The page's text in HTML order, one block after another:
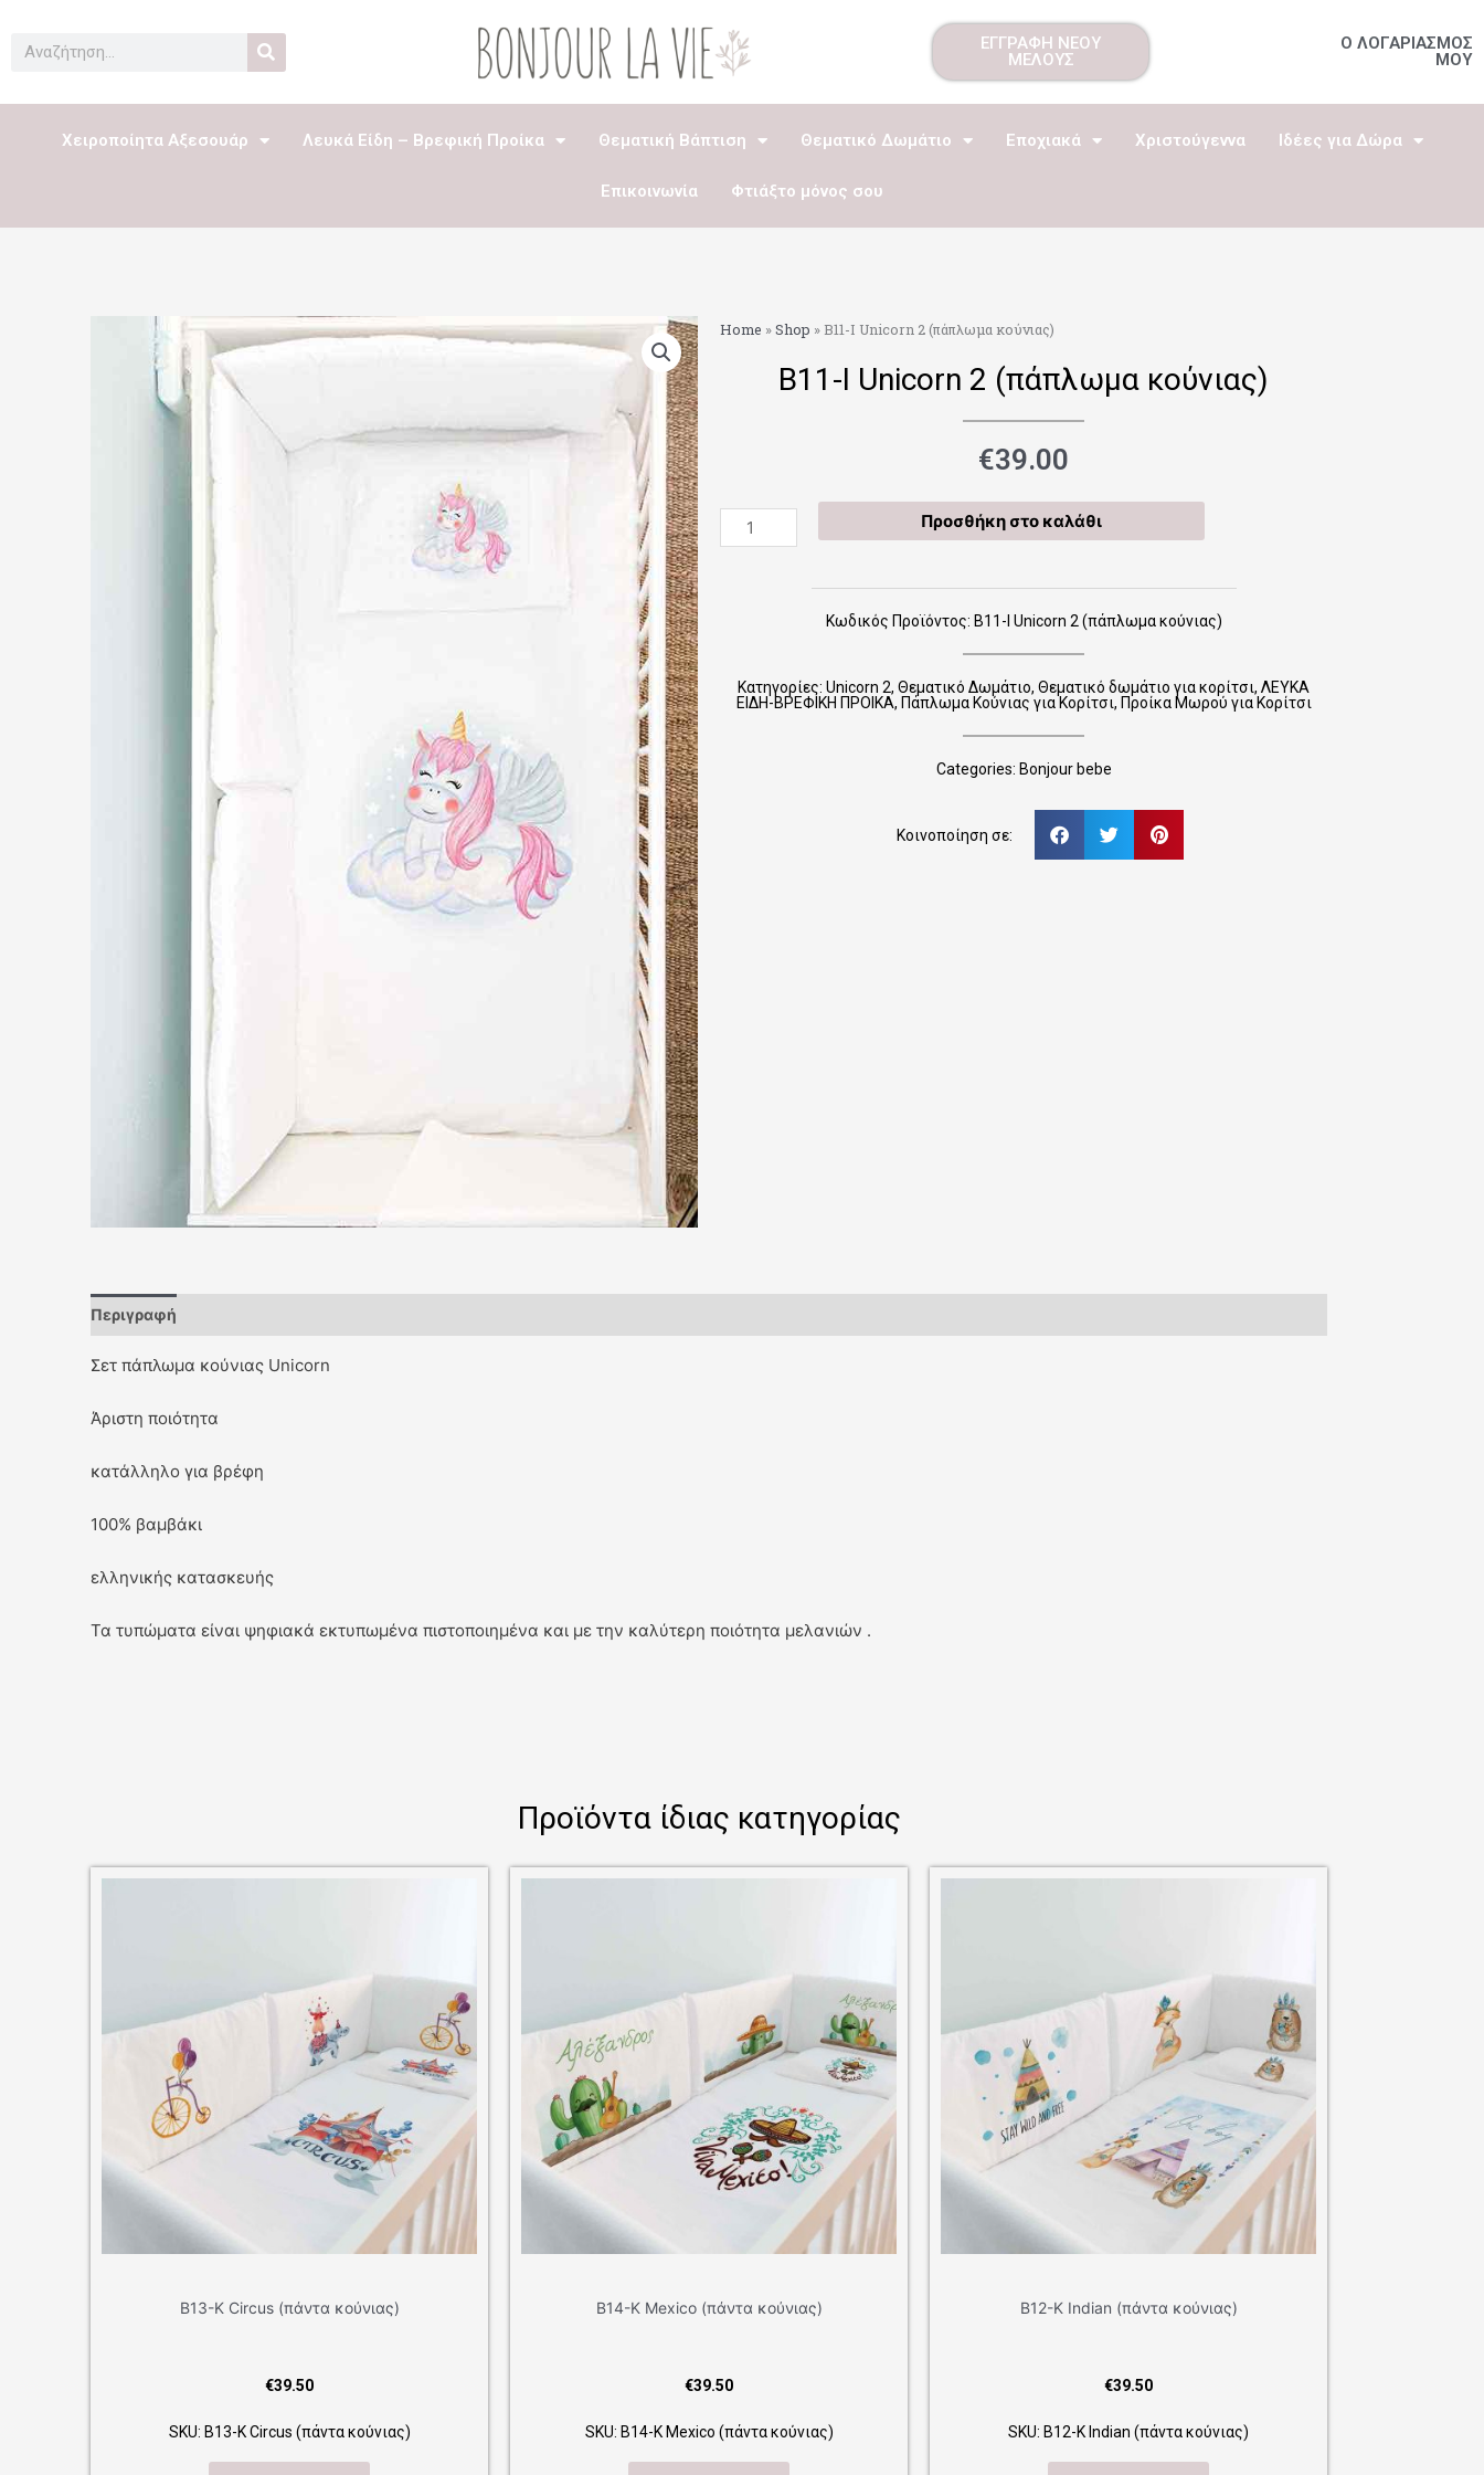
περιεχόμενο
Search
ΕΓΓΡΑΦΗ ΝΕΟΥ
ΜΕΛΟΥΣ
Ο ΛΟΓΑΡΙΑΣΜΟΣ
ΜΟΥ
Χειροποίητα Αξεσουάρ Λευκά Είδη – Βρεφική Προίκα Θεματική Βάπτιση Θεματικό Δωμάτιο Εποχιακά Χριστούγεννα Ιδέες για Δώρα
Επικοινωνία Φτιάξτο μόνος σου
Home »Shop » Β11-Ι Unicorn 2 (πάπλωμα κούνιας)
Β11-Ι Unicorn 2 (πάπλωμα κούνιας)
€39.00
Β11-
Προσθήκη στο καλάθι
Κωδικός Προϊόντος: Β11-Ι Unicorn 2 (πάπλωμα κούνιας)
Κατηγορίες: Unicorn 2, Θεματικό Δωμάτιο, Θεματικό δωμάτιο για κορίτσι, ΛΕΥΚΑ
ΕΙΔΗ-ΒΡΕΦΙΚΗ ΠΡΟΙΚΑ, Πάπλωμα Κούνιας για Κορίτσι, Προίκα Μωρού για Κορίτσι
Categories: Bonjour bebe
Κοινοποίηση σε:
Περιγραφή
Σετ πάπλωμα κούνιας Unicorn
Άριστη ποιότητα
κατάλληλο για βρέφη
100% βαμβάκι
ελληνικής κατασκευής
Τα τυπώματα είναι ψηφιακά εκτυπωμένα πιστοποιημένα και με την καλύτερη ποιότητα μελανιών .
Προϊόντα ίδιας κατηγορίας
Circus (πάντα κούνιας)
Κ Circus (πάντα κούνιας)
Β14-Κ Mexico (πάντα κούνιας)
SKU: Β14-Κ Mexico (πάντα κούνιας)
Β12-Κ Indian (πάντα κούνιας)
SKU: Β12-Κ Indian (πάντα κούνιας)
Β09-Κ Travel Boy (πάντα κούνιας)